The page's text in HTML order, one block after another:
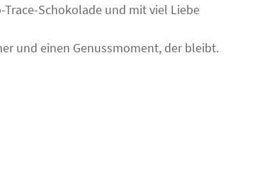
Schokolade und mit viel Liebe
und einen Genussmoment, der bleibt.